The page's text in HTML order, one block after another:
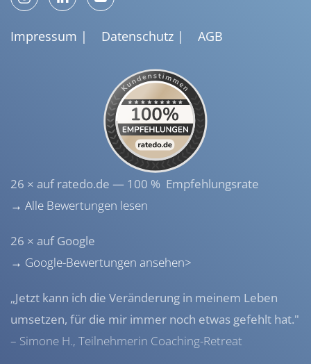
Impressum | Datenschutz | AGB
26 × auf ratedo.de — 100 % Empfehlungsrate
→ Alle Bewertungen lesen
26 × auf Google
→ Google-Bewertungen ansehen>
„Jetzt kann ich die Veränderung in meinem Leben
umsetzen, für die mir immer noch etwas gefehlt hat."
– Simone H., Teilnehmerin Coaching-Retreat